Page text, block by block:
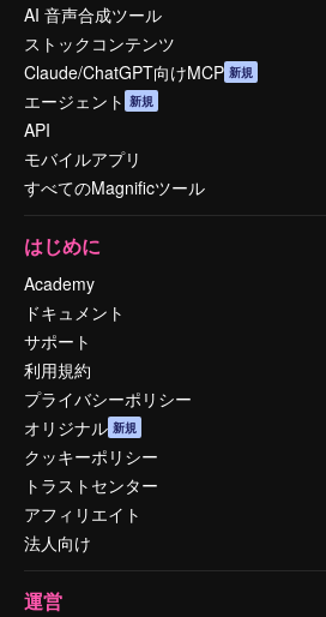
AI 音声合成ツール
ストックコンテンツ
Claude/ChatGPT向けMCP 新規
エージェント 新規
API
モバイルアプリ
すべてのMagnificツール
はじめに
Academy
ドキュメント
サポート
利用規約
プライバシーポリシー
オリジナル 新規
クッキーポリシー
トラストセンター
アフィリエイト
法人向け
運営